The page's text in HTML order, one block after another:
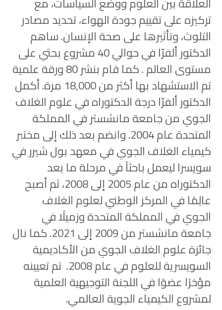
تركيزه على تقييم جودة الهواء، تحديد مصادر
التلوث، وتأثيرها على صحة الإنسان. ساهم
الدكتور ألفرّا في حوالي 40 مشروع بحثي على
مستوى العالم . كما قام بنشر 80 ورقة علمية
تم الاستشهاد بها أكثر من 18,000 مرة. أكمل
الدكتور ألفرّا درجة الدكتوراه في علوم الغلاف
الجوي من جامعة مانشستر في المملكة
المتحدة عام 2004. وانضم بعد ذلك إلى مختبر
كيمياء الغلاف الجوي في معهد بول شيرر في
سويسرا ليعمل باحثاً في مرحلة ما بعد
الدكتوراه من عام 2005 إلى 2008، ثم أصبح
عالِمًا في المركز الوطني لعلوم الغلاف
الجوي في المملكة المتحدة وزميلًا في
جامعة مانشستر من 2009 إلى 2021. كما نال
جائزة علوم الغلاف الجوي من الأكاديمية
السويسرية للعلوم في عام 2008. تم تعيينه
مؤخرًا عضوًا في اللجنة التوجيهية العلمية
لمشروع الكيمياء الجوية العالمي.